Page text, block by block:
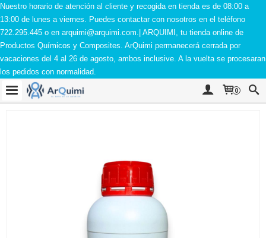
Nuestro horario de atención al cliente y recogida en tienda es de 08:00 a
13:00 de lunes a viernes. Puedes contactar con nosotros en el teléfono
722.295.445 o en arquimi@arquimi.com.| ARQUIMI, tu tienda online de
Productos Químicos y Composites. ArQuimi permanecerá cerrada por
vacaciones del 4 al 26 de agosto, ambos inclusive. A la vuelta se procesaran
los pedidos con normalidad.
0